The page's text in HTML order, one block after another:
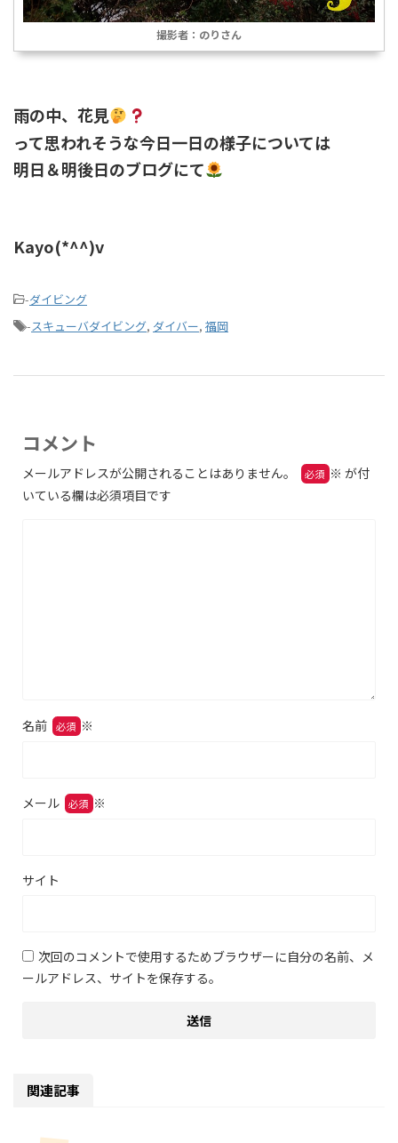
撮影者：のりさん
雨の中、花見
って思われそうな今日一日の様子については
明日＆明後日のブログにて
Kayo(*^^)v
-ダイビング
-スキューバダイビング, ダイバー, 福岡
コメント
メールアドレスが公開されることはありません。 ※ が付
いている欄は必須項目です
名前 ※
メール ※
サイト
次回のコメントで使用するためブラウザーに自分の名前、メ
ールアドレス、サイトを保存する。
関連記事